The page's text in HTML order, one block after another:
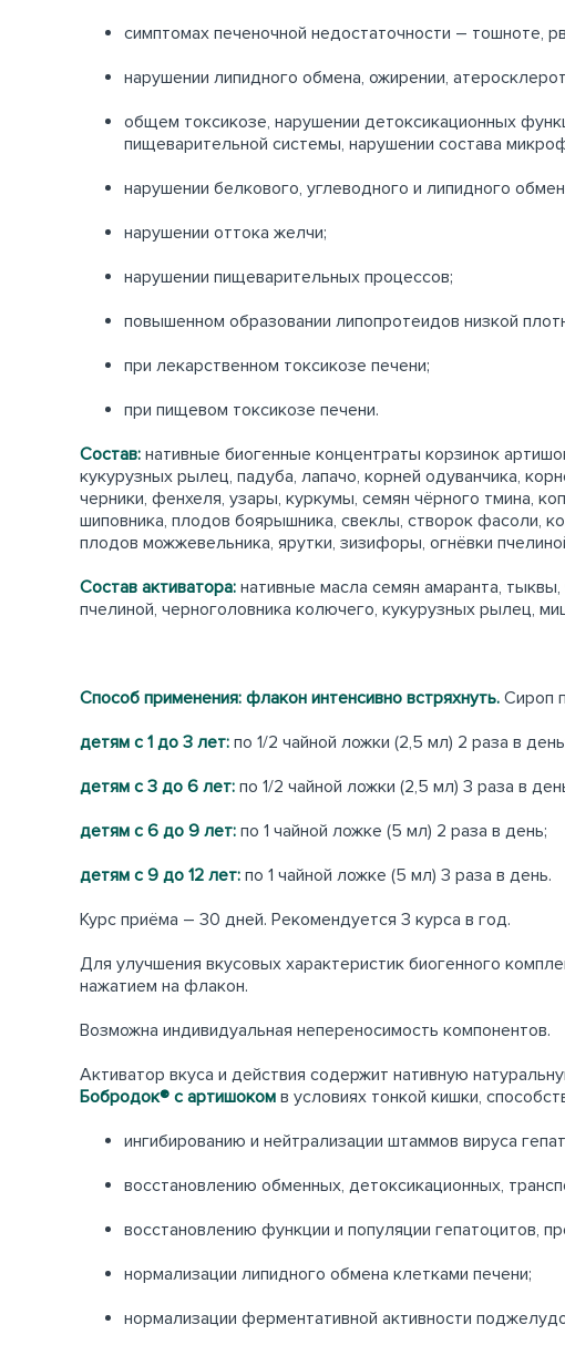
симптомах печеночной недостаточности – тошноте,
нарушении липидного обмена, ожирении,
общем токсикозе, нарушении детоксикационных
пищеварительной системы, нарушении состава
нарушении белкового, углеводного и липидного
нарушении оттока желчи;
нарушении пищеварительных процессов;
повышенном образовании липопротеидов низкой
при лекарственном токсикозе печени;
при пищевом токсикозе печени.
Состав: нативные биогенные концентраты корзинок
кукурузных рылец, падуба, лапачо, корней одуванчика,
черники, фенхеля, узары, куркумы, семян чёрного тмина,
шиповника, плодов боярышника, свеклы, створок фасоли,
плодов можжевельника, ярутки, зизифоры, огнёвки
Состав активатора: нативные масла семян амаранта,
пчелиной, черноголовника колючего, кукурузных рылец,
Способ применения: флакон интенсивно встряхнуть. Сироп
детям с 1 до 3 лет: по 1/2 чайной ложки (2,5 мл) 2 раза в
детям с 3 до 6 лет: по 1/2 чайной ложки (2,5 мл) 3 раза в
детям с 6 до 9 лет: по 1 чайной ложке (5 мл) 2 раза в день;
детям с 9 до 12 лет: по 1 чайной ложке (5 мл) 3 раза в
Курс приёма – 30 дней. Рекомендуется 3 курса в год.
Для улучшения вкусовых характеристик биогенного
нажатием на флакон.
Возможна индивидуальная непереносимость компонентов.
Активатор вкуса и действия содержит нативную
Бобродок® с артишоком в условиях тонкой кишки,
ингибированию и нейтрализации штаммов вируса
восстановлению обменных, детоксикационных,
восстановлению функции и популяции гепатоцитов,
нормализации липидного обмена клетками печени;
нормализации ферментативной активности